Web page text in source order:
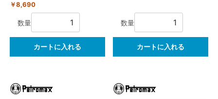
￥8,690
数量
カートに入れる
数量
カートに入れる